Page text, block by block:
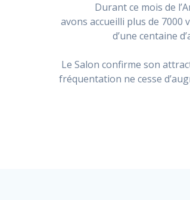
Durant ce mois de
avons accueilli plus de
d’une centaine
Le Salon confirme son
fréquentation ne cesse